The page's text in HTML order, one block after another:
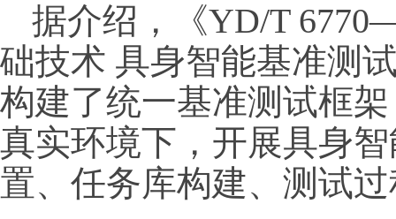
据介绍，《YD/T
础技术 具身智能基准测
构建了统一基准测试框
真实环境下，开展具身
置、任务库构建、测试